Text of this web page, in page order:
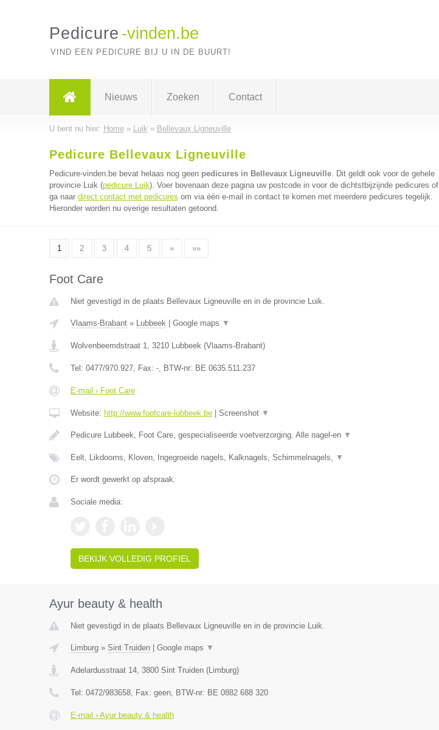
Pedicure -vinden.be
VIND EEN PEDICURE BIJ U IN DE BUURT!
Nieuws Zoeken Contact
U bent nu hier: Home» Luik » Bellevaux Ligneuville
Pedicure Bellevaux Ligneuville
Pedicure-vinden.be bevat helaas nog geen pedicures in Bellevaux Ligneuville. Dit geldt ook voor de gehele
provincie Luik (pedicure Luik). Voer bovenaan deze pagina uw postcode in voor de dichtstbijzijnde pedicures of
ga naar direct contact met pedicures om via één e-mail in contact te komen met meerdere pedicures tegelijk.
Hieronder worden nu overige resultaten getoond.
1 2 3 4 5 » »»
Foot Care
Niet gevestigd in de plaats Bellevaux Ligneuville en in de provincie Luik.
Vlaams-Brabant» Lubbeek| Google maps ▼
Wolvenbeemdstraat 1, 3210 Lubbeek(Vlaams-Brabant)
Tel: 0477/970.927, Fax: -, BTW-nr: BE 0635.511.237
E-mail › Foot Care
Website: http://www.footcare-lubbeek.be| Screenshot ▼
Pedicure Lubbeek, Foot Care, gespecialiseerde voetverzorging. Alle nagel-en ▼
Eelt, Likdoorns, Kloven, Ingegroeide nagels, Kalknagels, Schimmelnagels, ▼
Er wordt gewerkt op afspraak.
Sociale media:
BEKIJK VOLLEDIG PROFIEL
Ayur beauty & health
Niet gevestigd in de plaats Bellevaux Ligneuville en in de provincie Luik.
Limburg» Sint Truiden| Google maps ▼
Adelardusstraat 14, 3800 Sint Truiden(Limburg)
Tel: 0472/983658, Fax: geen, BTW-nr: BE 0882 688 320
E-mail › Ayur beauty & health